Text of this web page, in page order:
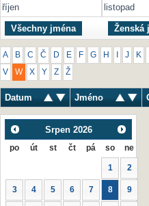
říjen
listopad
Všechny jména Ženská
A B C Č D E F G H J K
V W X Y Z Ž
Datum Jméno
Srpen 2026
po út st čt pá so ne
1 2
3 4 5 6 7 8 9